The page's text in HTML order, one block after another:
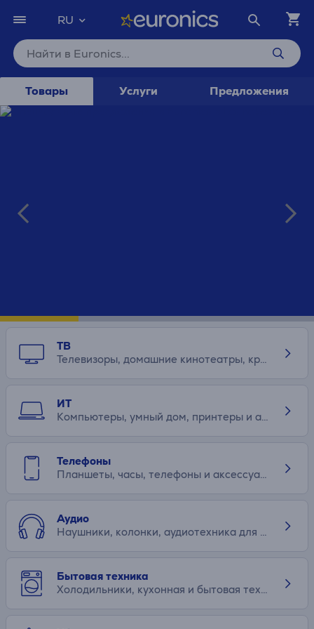
RU
Товары Услуги Предложения
ТВ
ИТ
Телефоны
Аудио
Бытовая техника